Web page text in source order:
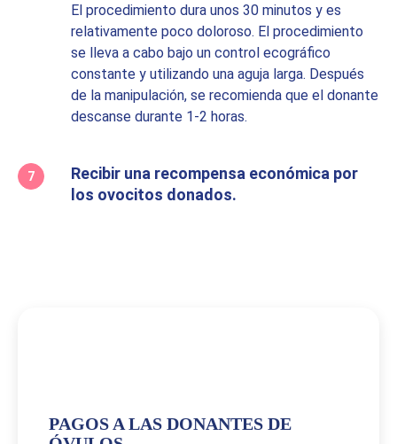
El procedimiento dura unos 30 minutos y es
relativamente poco doloroso. El procedimiento
se lleva a cabo bajo un control ecográfico
constante y utilizando una aguja larga. Después
de la manipulación, se recomienda que el donante
descanse durante 1-2 horas.
Recibir una recompensa económica por
los ovocitos donados.
PAGOS A LAS DONANTES DE